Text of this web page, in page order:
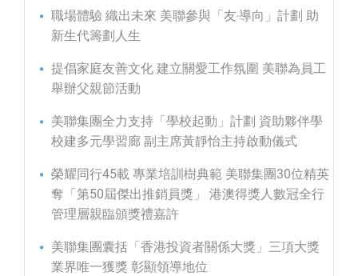
職場體驗 織出未來 美聯參與「友‧導向」計劃 助
新生代籌劃人生
提倡家庭友善文化 建立關愛工作氛圍 美聯為員工
舉辦父親節活動
美聯集團全力支持「學校起動」計劃 資助夥伴學
校建多元學習廊 副主席黃靜怡主持啟動儀式
榮耀同行45載 專業培訓樹典範 美聯集團30位精英
奪「第50屆傑出推銷員獎」 港澳得獎人數冠全行
管理層親臨頒獎禮嘉許
美聯集團囊括「香港投資者關係大獎」三項大獎
業界唯一獲獎 彰顯領導地位